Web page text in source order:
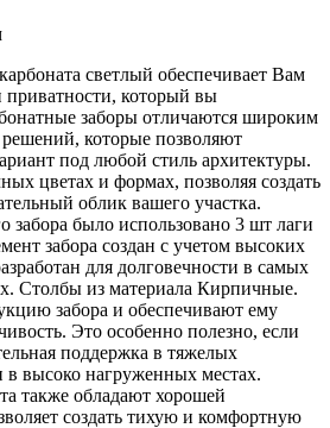
светлый обеспечивает Вам
приватности, который вы
заборы отличаются широким
которые позволяют
под любой стиль архитектуры.
цветах и формах, позволяя создать
облик вашего участка.
забора было использовано 3 шт лаги
забора создан с учетом высоких
для долговечности в самых
Столбы из материала Кирпичные.
забора и обеспечивают ему
Это особенно полезно, если
поддержка в тяжелых
высоко нагруженных местах.
также обладают хорошей
создать тихую и комфортную